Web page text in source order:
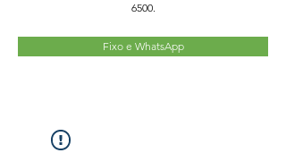
6500.
Fixo e WhatsApp